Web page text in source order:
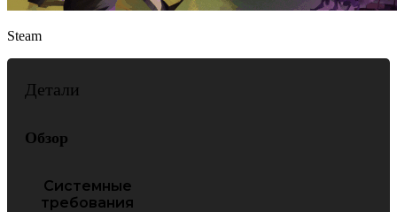
Steam
Детали
Обзор
Системные
требования